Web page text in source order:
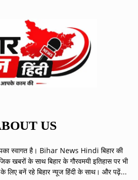
US
स्वागत है। Bihar News Hindi बिहार की
खबरों के साथ बिहार के गौरवमयी इतिहास पर भी
लिए बनें रहे बिहार न्यूज हिंदी के साथ। और पढ़ें...